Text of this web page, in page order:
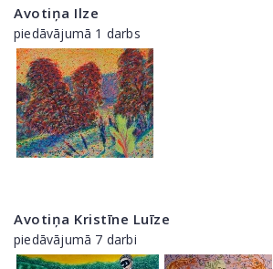
Avotiņa Ilze
piedāvājumā 1 darbs
Avotiņa Kristīne Luīze
piedāvājumā 7 darbi